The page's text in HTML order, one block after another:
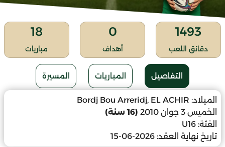
1493
دقائق اللعب
0
أهداف
18
مباريات
التفاصيل المباريات المسيرة
الميلاد: Bordj Bou Arreridj, EL ACHIR
الخميس 3 جوان 2010
(16 سنة)
الفئة: U16
تاريخ نهاية العقد: 2026-06-15